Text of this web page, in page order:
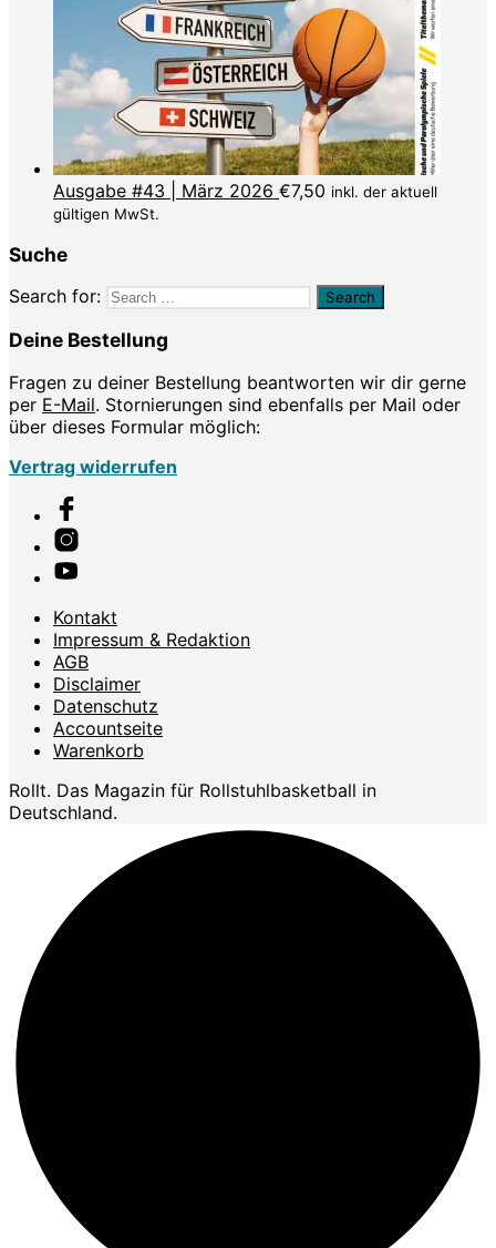
Ausgabe #43 | März 2026 €7,50 inkl. der aktuell
gültigen MwSt.
Suche
Search for:
Deine Bestellung
Fragen zu deiner Bestellung beantworten wir dir gerne
per E-Mail. Stornierungen sind ebenfalls per Mail oder
über dieses Formular möglich:
Vertrag widerrufen
Kontakt
Impressum & Redaktion
AGB
Disclaimer
Datenschutz
Accountseite
Warenkorb
Rollt. Das Magazin für Rollstuhlbasketball in
Deutschland.